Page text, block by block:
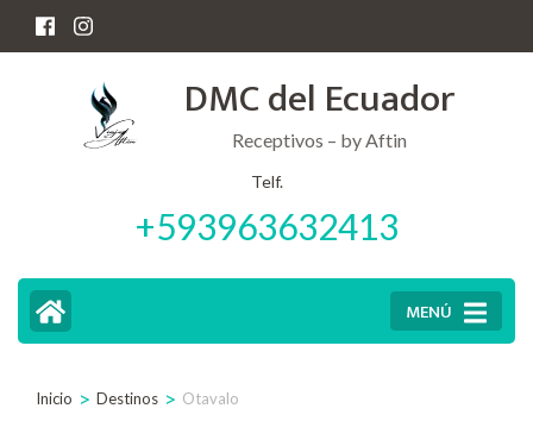
Saltar
al
contenido
(presiona
DMC del Ecuador
Receptivos – by Aftin
Telf.
+593963632413
MENÚ
Inicio > Destinos > Otavalo